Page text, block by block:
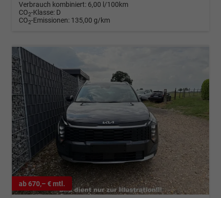
Verbrauch kombiniert: 6,00 l/100km
CO2-Klasse: D
CO2-Emissionen: 135,00 g/km
ab 670,– € mtl.